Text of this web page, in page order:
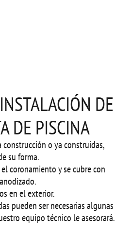
DE
DE PISCINA
construcción o ya construidas,
su forma.
coronamiento y se cubre con
en el exterior.
pueden ser necesarias algunas
equipo técnico le asesorará.